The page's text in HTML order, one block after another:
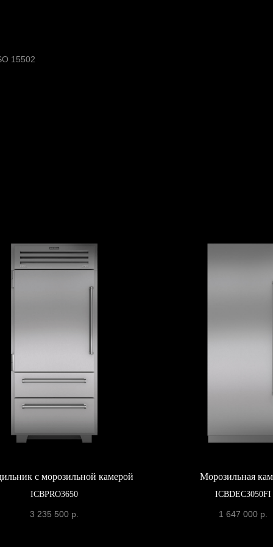
15502
с морозильной камерой
ICBPRO3650
3 235 500 р.
Морозильная
ICBDEC3050FI
1 647 000 р.